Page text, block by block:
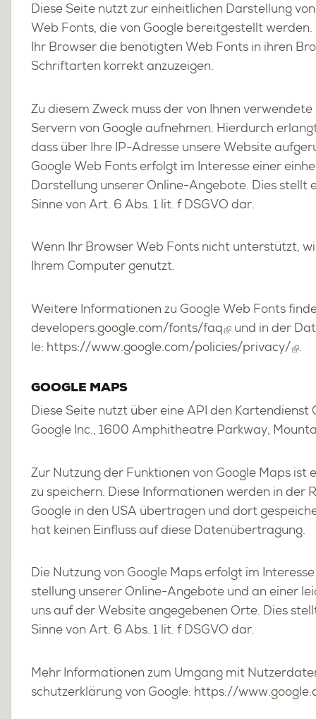
Diese Seite nutzt zur ein­heit­li­chen Dar­stel­lung
Web Fonts, die von Goog­le be­reit­ge­stellt
Ihr Brow­ser die be­nö­tig­ten Web Fonts in ihren
Schrift­ar­ten kor­rekt an­zu­zei­gen.
Zu die­sem Zweck muss der von Ihnen
Ser­vern von Goog­le auf­neh­men. Hier­durch
dass über Ihre IP-Adres­se un­se­re Web­site
Goog­le Web Fonts er­folgt im In­ter­es­se einer
Dar­stel­lung un­se­rer On­line-An­ge­bo­te. Dies stellt
Sinne von Art. 6 Abs. 1 lit. f DSGVO dar.
Wenn Ihr Brow­ser Web Fonts nicht un­ter­stützt,
Ihrem Com­pu­ter ge­nutzt.
Wei­te­re In­for­ma­tio­nen zu Goog­le Web Fonts
developers.​google.​com/​fonts/​faq
und in der
le: https://​www.​google.​com/​policies/​privacy/ .
GOOG­LE MAPS
Diese Seite nutzt über eine API den Kar­ten­dienst
Goog­le Inc., 1600 Am­phi­thea­t­re Park­way,
Zur Nut­zung der Funk­tio­nen von Goog­le Maps ist
zu spei­chern. Diese In­for­ma­tio­nen wer­den in der
Goog­le in den USA über­tra­gen und dort
hat kei­nen Ein­fluss auf diese Da­ten­über­tra­gung.
Die Nut­zung von Goog­le Maps er­folgt im
stel­lung un­se­rer On­line-An­ge­bo­te und an einer
uns auf der Web­site an­ge­ge­be­nen Orte. Dies
Sinne von Art. 6 Abs. 1 lit. f DSGVO dar.
Mehr In­for­ma­tio­nen zum Um­gang mit
schutz­er­klä­rung von Goog­le: https://​